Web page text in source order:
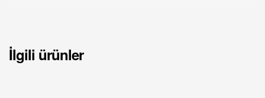
İlgili ürünler